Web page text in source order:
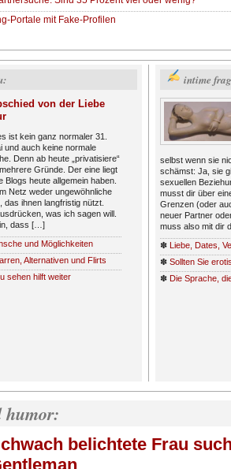
Portale mit Fake-Profilen
von der Liebe
ist kein ganz normaler 31.
und auch keine normale
Denn ab heute „privatisiere“
Gründe. Der eine liegt
heute allgemein haben.
Netz weder ungewöhnliche
ihnen langfristig nützt.
was ich sagen will.
dass […]
und Möglichkeiten
Alternativen und Flirts
sehen hilft weiter
intime
selbst wenn sie
schämst: Ja, sie
sexuellen
musst dir über
Grenzen (oder
neuer Partner
muss also mit dir
✽ Liebe, Dates,
✽ Sollten Sie
✽ Die Sprache,
humor:
belichtete Frau